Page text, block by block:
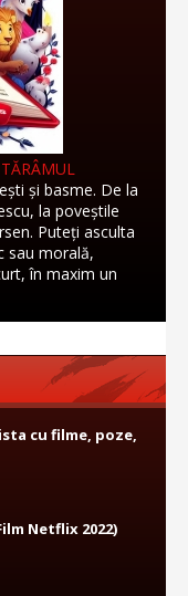
și basme. De la
la poveștile
Puteți asculta
sau morală,
în maxim un
cu filme, poze,
Netflix 2022)